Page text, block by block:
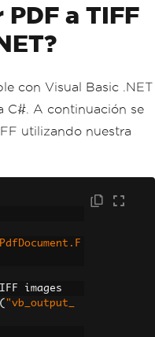
a TIFF
con Visual Basic .NET
C#. A continuación se
utilizando nuestra
images
( "vb_output_